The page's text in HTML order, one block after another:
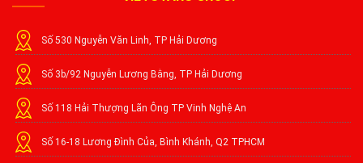
Số 530 Nguyễn Văn Linh, TP Hải Dương
Số 3b/92 Nguyễn Lương Bằng, TP Hải Dương
Số 118 Hải Thượng Lãn Ông TP Vinh Nghệ An
Số 16-18 Lương Đình Của, Bình Khánh, Q2 TPHCM